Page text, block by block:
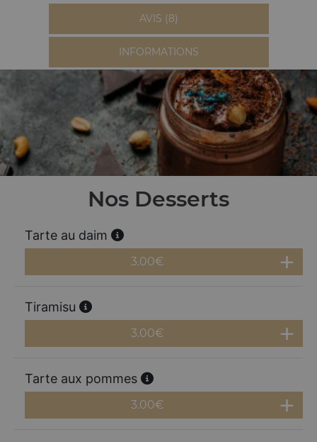
AVIS (8)
INFORMATIONS
Nos Desserts
Tarte au daim
3.00€
Tiramisu
3.00€
Tarte aux pommes
3.00€